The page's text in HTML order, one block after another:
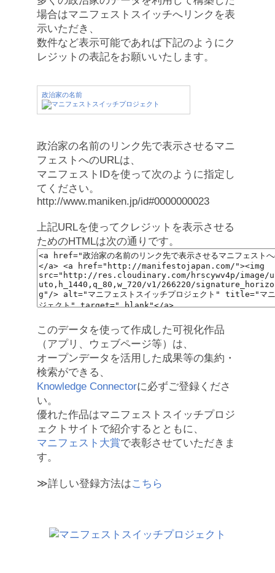
場合はマニフェストスイッチへリンクを表
示いただき、
数件など表示可能であれば下記のようにク
レジットの表記をお願いいたします。
政治家の名前
政治家の名前のリンク先で表示させるマニ
フェストへのURLは、
マニフェストIDを使って次のように指定し
てください。
http://www.maniken.jp/id#0000000023
上記URLを使ってクレジットを表示させる
ためのHTMLは次の通りです。
このデータを使って作成した可視化作品
（アプリ、ウェブページ等）は、
オープンデータを活用した成果等の集約・
検索ができる、
Knowledge Connectorに必ずご登録くださ
い。
優れた作品はマニフェストスイッチプロジ
ェクトサイトで紹介するとともに、
マニフェスト大賞で表彰させていただきま
す。
≫詳しい登録方法はこちら